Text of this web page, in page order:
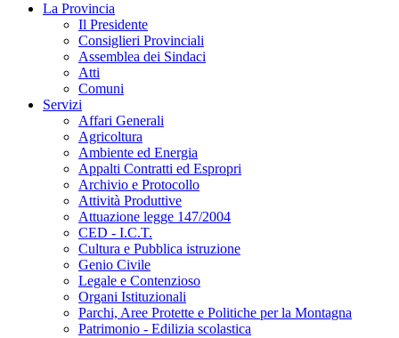
La Provincia
Il Presidente
Consiglieri Provinciali
Assemblea dei Sindaci
Atti
Comuni
Servizi
Affari Generali
Agricoltura
Ambiente ed Energia
Appalti Contratti ed Espropri
Archivio e Protocollo
Attività Produttive
Attuazione legge 147/2004
CED - I.C.T.
Cultura e Pubblica istruzione
Genio Civile
Legale e Contenzioso
Organi Istituzionali
Parchi, Aree Protette e Politiche per la Montagna
Patrimonio - Edilizia scolastica